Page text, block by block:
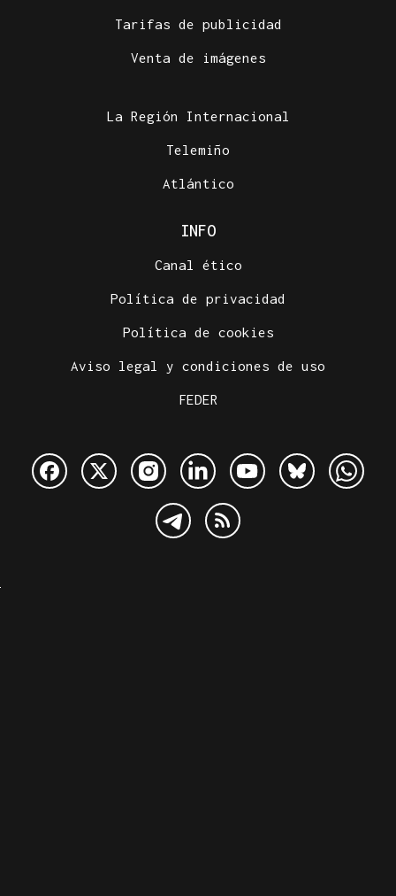
Tarifas de publicidad
Venta de imágenes
La Región Internacional
Telemiño
Atlántico
INFO
Canal ético
Política de privacidad
Política de cookies
Aviso legal y condiciones de uso
FEDER